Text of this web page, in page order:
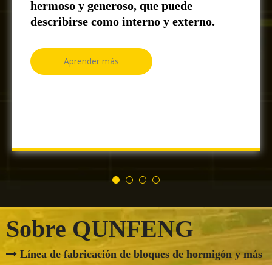
hermoso y generoso, que puede
describirse como interno y externo.
Aprender más
Sobre QUNFENG
 Línea de fabricación de bloques de hormigón y más